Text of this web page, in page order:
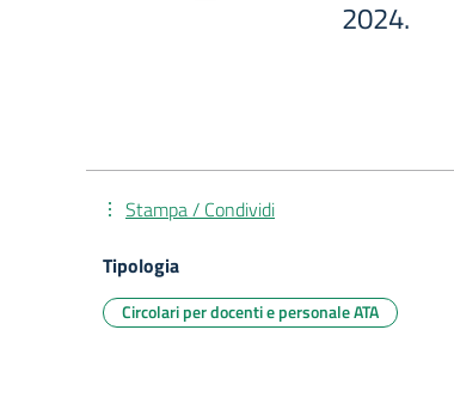
2024.
Stampa / Condividi
Tipologia
Circolari per docenti e personale ATA